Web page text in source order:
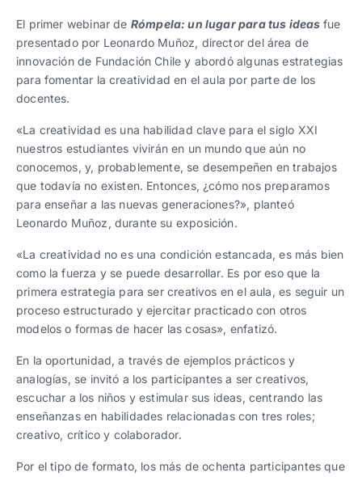
Ver todo
Español| English
Español English
Español English
progresivos de gestión
Ver todos
Español| English
Español English
Español English
El primer webinar de Rómpela: un lugar para tus ideas fue
presentado por Leonardo Muñoz, director del área de
innovación de Fundación Chile y abordó algunas estrategias
para fomentar la creatividad en el aula por parte de los
docentes.
«La creatividad es una habilidad clave para el siglo XXI
nuestros estudiantes vivirán en un mundo que aún no
conocemos, y, probablemente, se desempeñen en trabajos
que todavía no existen. Entonces, ¿cómo nos preparamos
para enseñar a las nuevas generaciones?», planteó
Leonardo Muñoz, durante su exposición.
«La creatividad no es una condición estancada, es más bien
como la fuerza y se puede desarrollar. Es por eso que la
primera estrategia para ser creativos en el aula, es seguir un
proceso estructurado y ejercitar practicado con otros
modelos o formas de hacer las cosas», enfatizó.
En la oportunidad, a través de ejemplos prácticos y
analogías, se invitó a los participantes a ser creativos,
escuchar a los niños y estimular sus ideas, centrando las
enseñanzas en habilidades relacionadas con tres roles;
creativo, crítico y colaborador.
Por el tipo de formato, los más de ochenta participantes que